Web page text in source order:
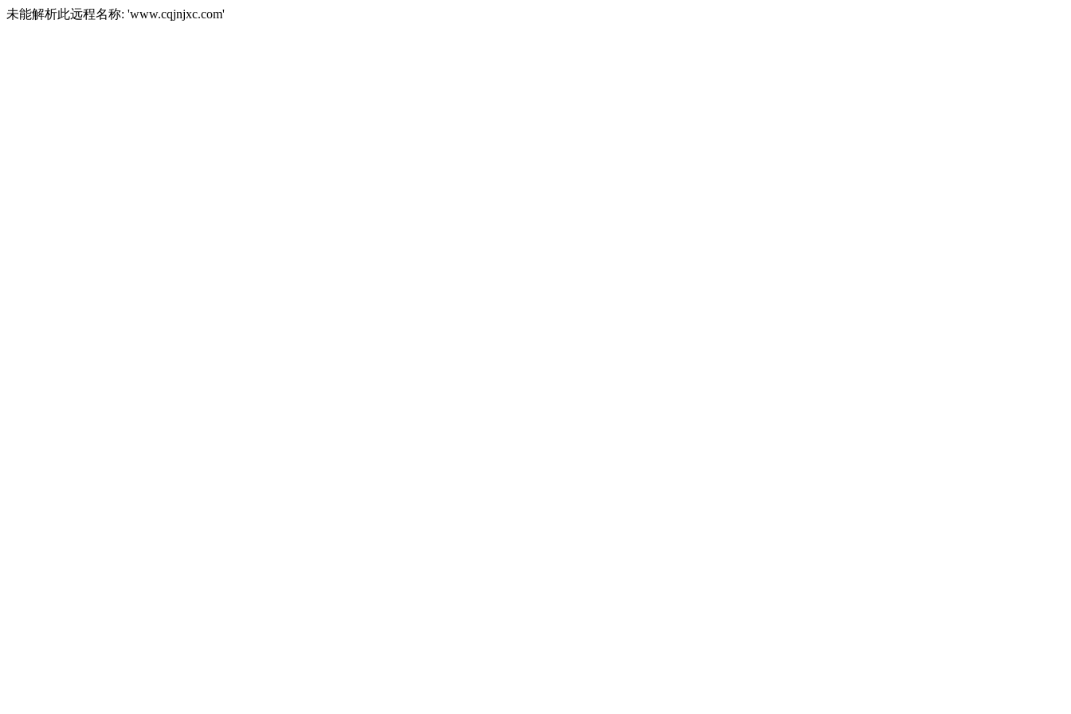
未能解析此远程名称: 'www.cqjnjxc.com'